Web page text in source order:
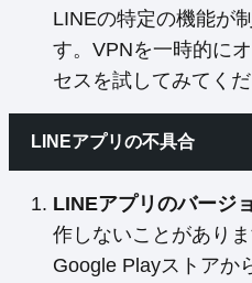
LINEの特定の機能が
す。VPNを一時的に
セスを試してみてくだ
LINEアプリの不具合
LINEアプリのバージ
作しないことがあり
Google Playストアか